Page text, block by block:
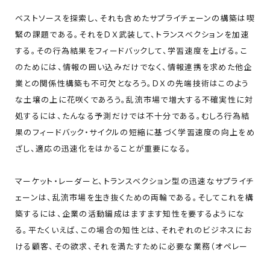
ベストソースを探索し、それも含めたサプライチェーンの構築は喫
緊の課題である。それをＤＸ武装して、トランスベクションを加速
する。その行為結果をフィードバックして、学習速度を上げる。こ
のためには、情報の囲い込みだけでなく、情報連携を求めた他企
業との関係性構築も不可欠となろう。ＤＸの先端技術はこのよう
な土壌の上に花咲くであろう。乱流市場で増大する不確実性に対
処するには、たんなる予測だけでは不十分である。むしろ行為結
果のフィードバック・サイクルの短縮に基づく学習速度の向上をめ
ざし、適応の迅速化をはかることが重要になる。
マーケット・レーダーと、トランスベクション型の迅速なサプライチ
ェーンは、乱流市場を生き抜くための両輪である。そしてこれを構
築するには、企業の活動編成はますます知性を要するようにな
る。平たくいえば、この場合の知性とは、それぞれのビジネスにお
ける顧客、その欲求、それを満たすために必要な業務（オペレー